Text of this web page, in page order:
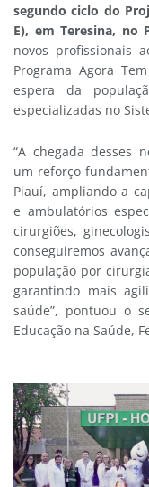
segundo ciclo do
E), em Teresina, no
novos profissionais
Programa Agora
espera da
especializadas no
“A chegada desses
um reforço
Piauí, ampliando a
e ambulatórios
cirurgiões,
conseguiremos
população por
garantindo mais
saúde”, pontuou o
Educação na Saúde,